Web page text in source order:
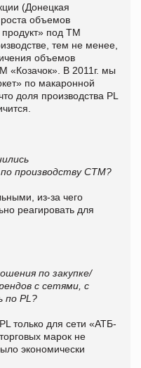
(Донецкая
объемов
под ТМ
тем не менее,
объемов
«Козачок». В 2011г. мы
по макаронной
доля производства PL
производству СТМ?
из-за чего
реагировать для
по закупке/
с сетями, с
по PL ?
только для сети «АТБ-
марок не
экономически